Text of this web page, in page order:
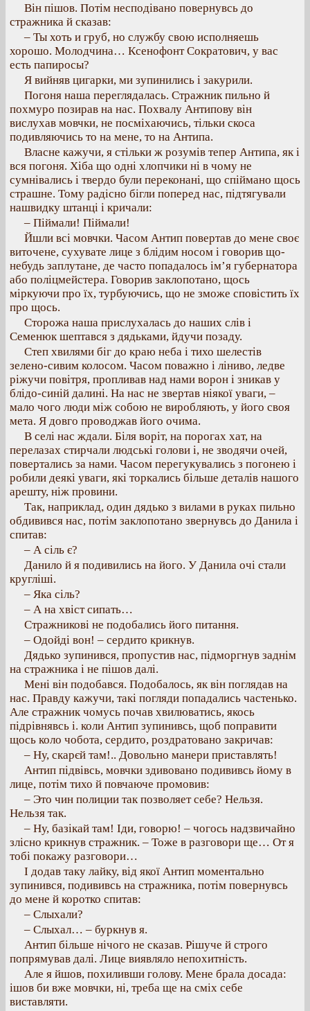
Він пішов. Потім несподівано повернувсь до
стражника й сказав:
– Ты хоть и груб, но службу свою исполняешь
хорошо. Молодчина… Ксенофонт Сократович, у вас
есть папиросы?
Я вийняв цигарки, ми зупинились і закурили.
Погоня наша переглядалась. Стражник пильно й
похмуро позирав на нас. Похвалу Антипову він
вислухав мовчки, не посміхаючись, тільки скоса
подивляючись то на мене, то на Антипа.
Власне кажучи, я стільки ж розумів тепер Антипа, як і
вся погоня. Хіба що одні хлопчики ні в чому не
сумнівались і твердо були переконані, що спіймано щось
страшне. Тому радісно бігли поперед нас, підтягували
нашвидку штанці і кричали:
– Піймали! Піймали!
Йшли всі мовчки. Часом Антип повертав до мене своє
виточене, сухувате лице з блідим носом і говорив що-
небудь заплутане, де часто попадалось ім’я губернатора
або поліцмейстера. Говорив заклопотано, щось
міркуючи про їх, турбуючись, що не зможе сповістить їх
про щось.
Сторожа наша прислухалась до наших слів і
Семенюк шептався з дядьками, йдучи позаду.
Степ хвилями біг до краю неба і тихо шелестів
зелено-сивим колосом. Часом поважно і ліниво, ледве
ріжучи повітря, пропливав над нами ворон і зникав у
блідо-синій далині. На нас не звертав ніякої уваги, –
мало чого люди між собою не виробляють, у його своя
мета. Я довго проводжав його очима.
В селі нас ждали. Біля воріт, на порогах хат, на
перелазах стирчали людські голови і, не зводячи очей,
повертались за нами. Часом перегукувались з погонею і
робили деякі уваги, які торкались більше деталів нашого
арешту, ніж провини.
Так, наприклад, один дядько з вилами в руках пильно
обдивився нас, потім заклопотано звернувсь до Данила і
спитав:
– А сіль є?
Данило й я подивились на його. У Данила очі стали
кругліші.
– Яка сіль?
– А на хвіст сипать…
Стражникові не подобались його питання.
– Одойді вон! – сердито крикнув.
Дядько зупинився, пропустив нас, підморгнув заднім
на стражника і не пішов далі.
Мені він подобався. Подобалось, як він поглядав на
нас. Правду кажучи, такі погляди попадались частенько.
Але стражник чомусь почав хвилюватись, якось
підрівнявсь і. коли Антип зупинивсь, щоб поправити
щось коло чобота, сердито, роздратовано закричав:
– Ну, скарєй там!.. Довольно манери приставлять!
Антип підвівсь, мовчки здивовано подививсь йому в
лице, потім тихо й повчаюче промовив:
– Это чин полиции так позволяет себе? Нельзя.
Нельзя так.
– Ну, базікай там! Іди, говорю! – чогось надзвичайно
злісно крикнув стражник. – Тоже в разговори ще… От я
тобі покажу разговори…
І додав таку лайку, від якої Антип моментально
зупинився, подививсь на стражника, потім повернувсь
до мене й коротко спитав:
– Слыхали?
– Слыхал… – буркнув я.
Антип більше нічого не сказав. Рішуче й строго
попрямував далі. Лице виявляло непохитність.
Але я йшов, похиливши голову. Мене брала досада:
ішов би вже мовчки, ні, треба ще на сміх себе
виставляти.